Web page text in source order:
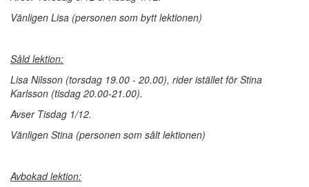
Vänligen Lisa (personen som bytt lektionen)
Såld lektion:
Lisa Nilsson (torsdag 19.00 - 20.00), rider istället förStina
Karlsson (tisdag 20.00-21.00).
Avser Tisdag 1/12.
Vänligen Stina (personen som sålt lektionen)
Avbokad lektion: